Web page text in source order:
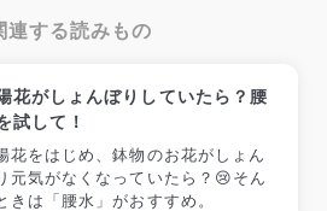
連する読みもの
花がしょんぼりしていたら？腰
試して！
花をはじめ、鉢物のお花がしょん
元気がなくなっていたら？😢そん
きは「腰水」がおすすめ。